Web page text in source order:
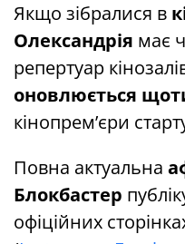
Якщо зібралися в
Олександрія має
репертуар
оновлюється
кінопрем’єри
Повна актуальна
Блокбастер
офіційних